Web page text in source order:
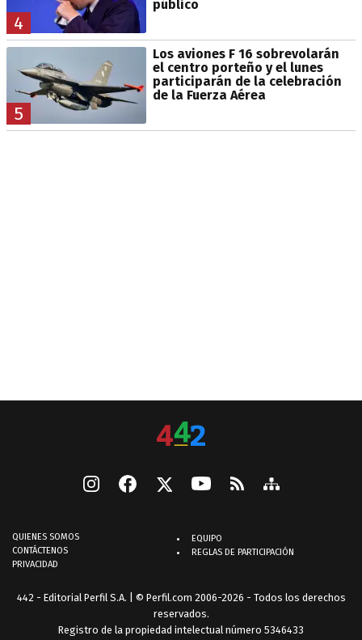
4
público
5
Los aviones F 16 sobrevolarán
el centro porteño y el lunes
participarán de la celebración
de la Fuerza Aérea
QUIENES SOMOS
CONTÁCTENOS
PRIVACIDAD
EQUIPO
REGLAS DE PARTICIPACIÓN
442 - Editorial Perfil S.A. | © Perfil.com 2006-2026 - Todos los derechos
reservados.
Registro de la propiedad intelectual número 5346433